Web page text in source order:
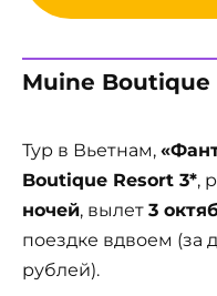
Muine Boutique
Тур в Вьетнам,
Boutique Resort 3*,
ночей, вылет 3
поездке вдвоем (за
рублей).